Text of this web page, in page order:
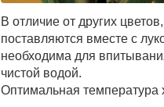
В отличие от других
поставляются вместе с
необходима для
чистой водой.
Оптимальная